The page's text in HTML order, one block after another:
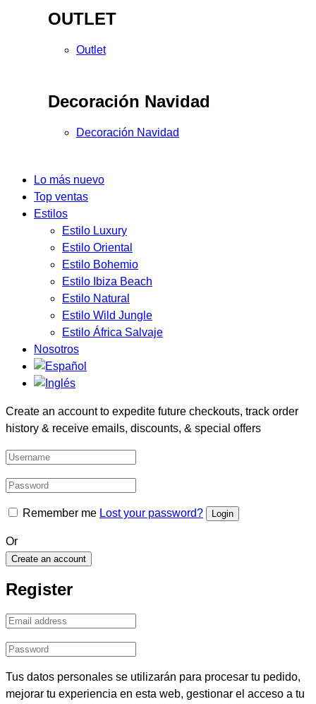
OUTLET
Outlet
Decoración Navidad
Decoración Navidad
Lo más nuevo
Top ventas
Estilos
Estilo Luxury
Estilo Oriental
Estilo Bohemio
Estilo Ibiza Beach
Estilo Natural
Estilo Wild Jungle
Estilo África Salvaje
Nosotros
Create an account to expedite future checkouts, track order
history & receive emails, discounts, & special offers
Remember me Lost your password?
Or
Create an account
Register
Tus datos personales se utilizarán para procesar tu pedido,
mejorar tu experiencia en esta web, gestionar el acceso a tu